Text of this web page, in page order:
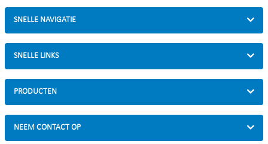
SNELLE NAVIGATIE
SNELLE LINKS
PRODUCTEN
NEEM CONTACT OP